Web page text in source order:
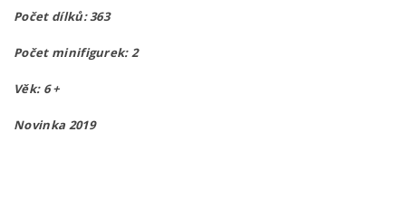
Počet dílků: 363
Počet minifigurek: 2
Věk: 6 +
Novinka 2019